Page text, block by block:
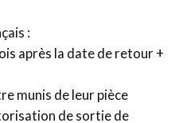
:
après la date de retour +
munis de leur pièce
de sortie de